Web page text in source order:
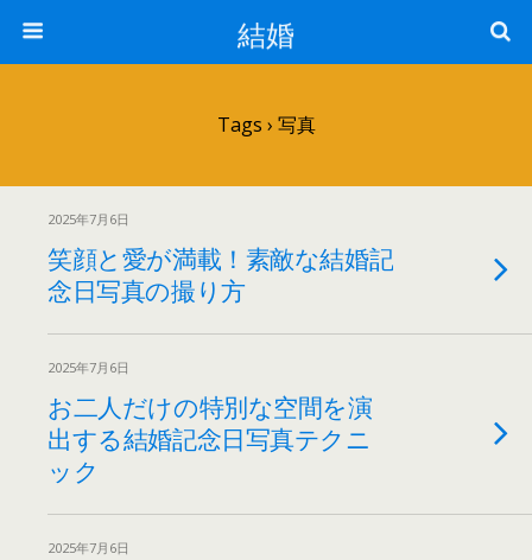
結婚
Tags › 写真
2025年7月6日
笑顔と愛が満載！素敵な結婚記
念日写真の撮り方
2025年7月6日
お二人だけの特別な空間を演
出する結婚記念日写真テクニ
ック
2025年7月6日